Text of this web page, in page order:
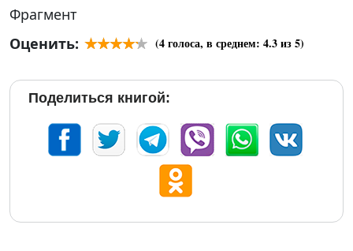
Фрагмент
Оценить:
(4голоса, в среднем: 4.3из 5)
Поделиться книгой: